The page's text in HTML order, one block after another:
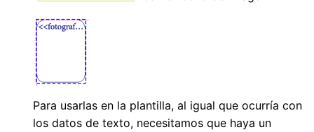
Para usarlas en la plantilla, al igual que ocurría con
los datos de texto, necesitamos que haya un